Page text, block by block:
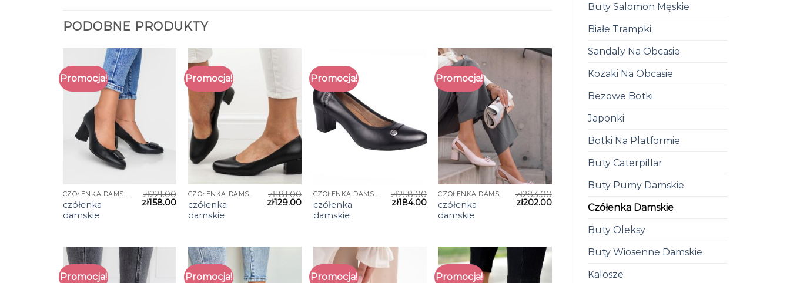
Buty Salomon Męskie
Białe Trampki
Sandaly Na Obcasie
Kozaki Na Obcasie
Bezowe Botki
Japonki
Botki Na Platformie
Buty Caterpillar
Buty Pumy Damskie
Czółenka Damskie
Buty Oleksy
Buty Wiosenne Damskie
Kalosze
PODOBNE PRODUKTY
Promocja!
CZÓŁENKA DAMSKIE
czółenka
damskie
zł221.00
zł158.00
Promocja!
CZÓŁENKA DAMSKIE
czółenka
damskie
zł181.00
zł129.00
Promocja!
CZÓŁENKA DAMSKIE
czółenka
damskie
zł258.00
zł184.00
Promocja!
CZÓŁENKA DAMSKIE
czółenka
damskie
zł283.00
zł202.00
Promocja! Promocja! Promocja! Promocja!